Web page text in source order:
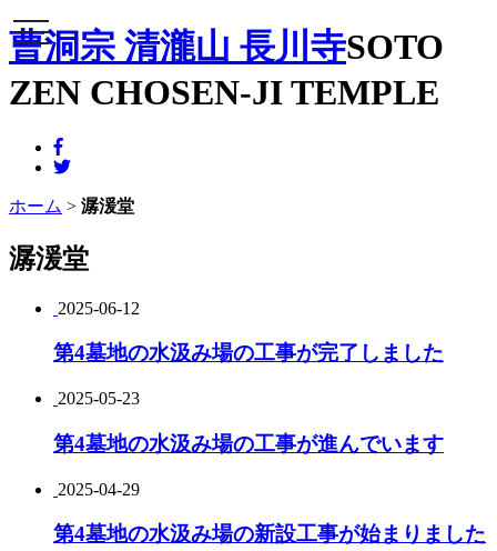
曹洞宗 清瀧山 長川寺SOTO
ZEN CHOSEN-JI TEMPLE
メニュー
ホーム > 潺湲堂
潺湲堂
2025-06-12
第4墓地の水汲み場の工事が完了しました
2025-05-23
第4墓地の水汲み場の工事が進んでいます
2025-04-29
第4墓地の水汲み場の新設工事が始まりました